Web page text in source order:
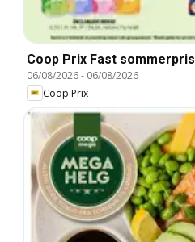
Coop Prix Fast sommerpris
06/08/2026- 06/08/2026
Coop Prix